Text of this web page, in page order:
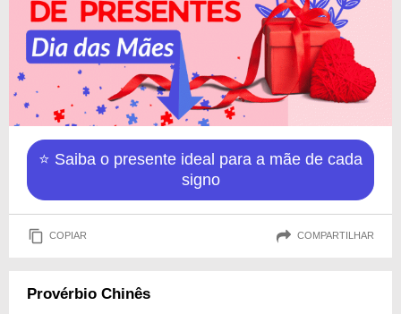
⭐ Saiba o presente ideal para a mãe de cada
signo
COPIAR COMPARTILHAR
Provérbio Chinês